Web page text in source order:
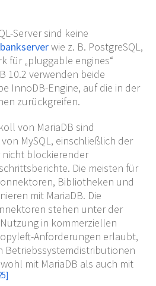
Server sind keine
wie z. B. PostgreSQL,
für „pluggable engines“
10.2 verwenden beide
InnoDB-Engine, auf die in der
zurückgreifen.
von MariaDB sind
MySQL, einschließlich der
blockierender
Die meisten für
Bibliotheken und
mit MariaDB. Die
stehen unter der
in kommerziellen
Anforderungen erlaubt,
Betriebssystemdistributionen
mit MariaDB als auch mit
]